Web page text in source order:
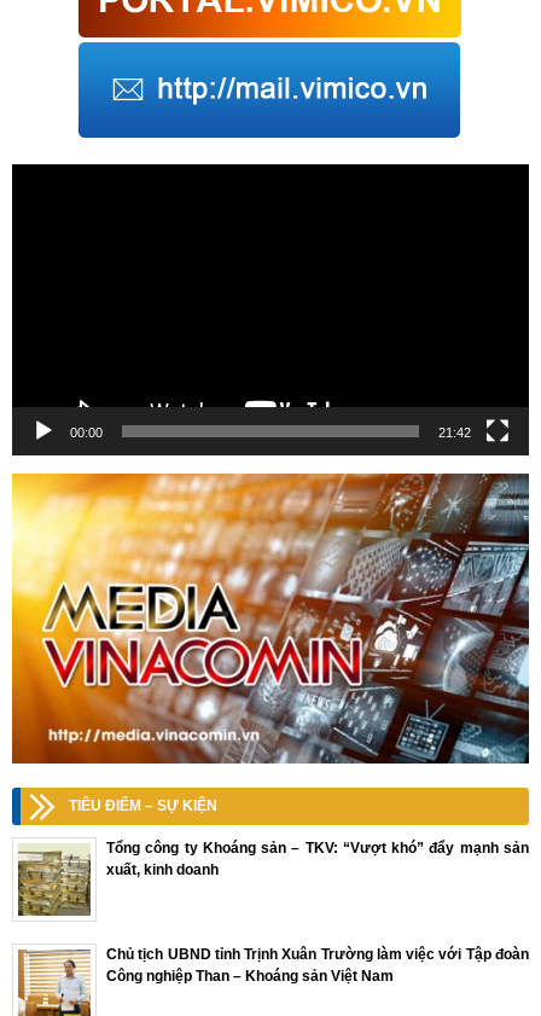
00:00 21:42
TIÊU ĐIỂM – SỰ KIỆN
Tổng công ty Khoáng sản – TKV: “Vượt khó” đẩy mạnh sản
xuất, kinh doanh
Chủ tịch UBND tỉnh Trịnh Xuân Trường làm việc với Tập đoàn
Công nghiệp Than – Khoáng sản Việt Nam